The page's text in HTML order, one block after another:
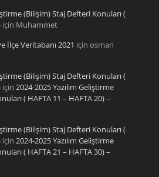
(Bilişim) Staj Defteri Konuları (
için Muhammet
İlçe Veritabanı 2021 için osman
(Bilişim) Staj Defteri Konuları (
için 2024-2025 Yazılım Geliştirme
( HAFTA 11 – HAFTA 20) –
(Bilişim) Staj Defteri Konuları (
için 2024-2025 Yazılım Geliştirme
( HAFTA 21 – HAFTA 30) –